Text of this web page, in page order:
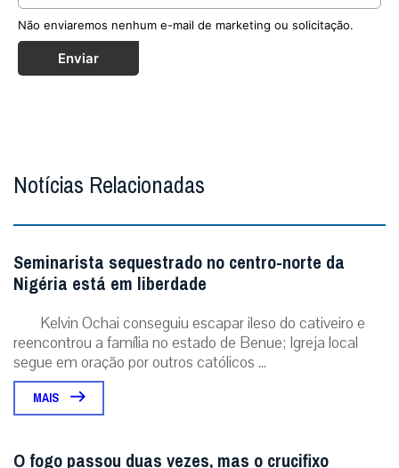
Não enviaremos nenhum e-mail de marketing ou solicitação.
Enviar
Notícias Relacionadas
Seminarista sequestrado no centro-norte da
Nigéria está em liberdade
Kelvin Ochai conseguiu escapar ileso do cativeiro e
reencontrou a família no estado de Benue; Igreja local
segue em oração por outros católicos ...
MAIS
O fogo passou duas vezes, mas o crucifixo